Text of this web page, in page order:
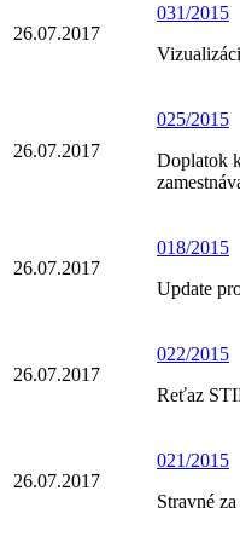
26.07.2017
031/2015
26.07.2017
025/2015
Doplatok
26.07.2017
018/2015
Update
26.07.2017
022/2015
Reťaz
26.07.2017
021/2015
Stravné